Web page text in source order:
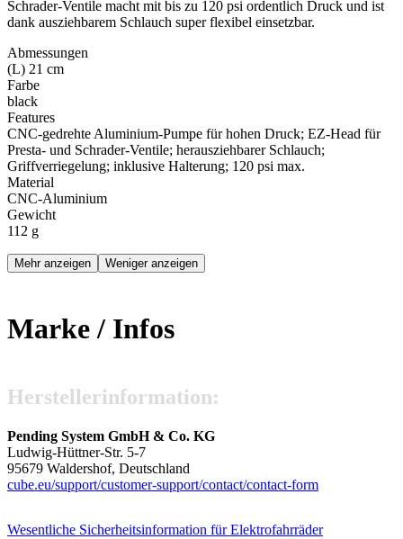
Schrader-Ventile macht mit bis zu 120 psi ordentlich Druck und ist
dank ausziehbarem Schlauch super flexibel einsetzbar.
Abmessungen
(L) 21 cm
Farbe
black
Features
CNC-gedrehte Aluminium-Pumpe für hohen Druck; EZ-Head für
Presta- und Schrader-Ventile; herausziehbarer Schlauch;
Griffverriegelung; inklusive Halterung; 120 psi max.
Material
CNC-Aluminium
Gewicht
112 g
Mehr anzeigen Weniger anzeigen
Marke / Infos
Hersteller­information:
Pending System GmbH & Co. KG
Ludwig-Hüttner-Str. 5-7
95679 Waldershof, Deutschland
cube.eu/support/customer-support/contact/contact-form
Wesentliche Sicherheits­information für Elektrofahrräder